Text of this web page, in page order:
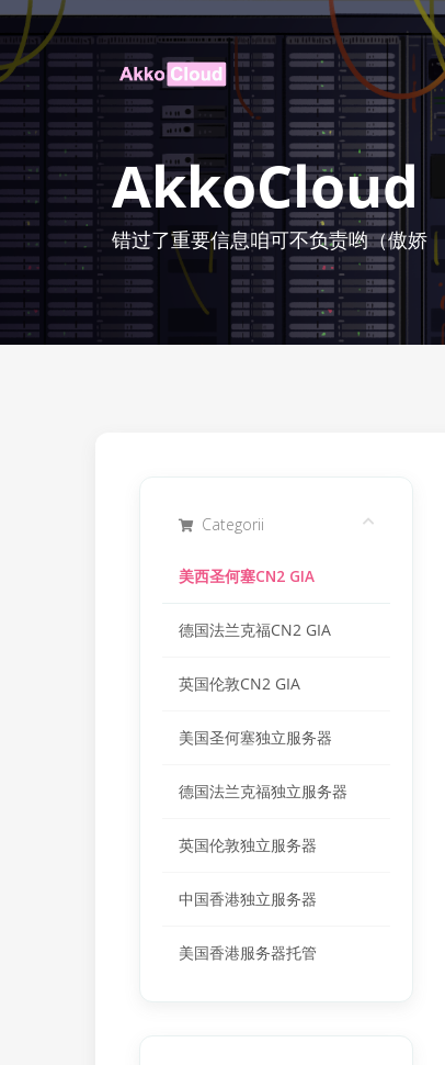
AkkoCloud
错过了重要信息咱可不负责哟（傲娇
Categorii
美西圣何塞CN2 GIA
德国法兰克福CN2 GIA
英国伦敦CN2 GIA
美国圣何塞独立服务器
德国法兰克福独立服务器
英国伦敦独立服务器
中国香港独立服务器
美国香港服务器托管